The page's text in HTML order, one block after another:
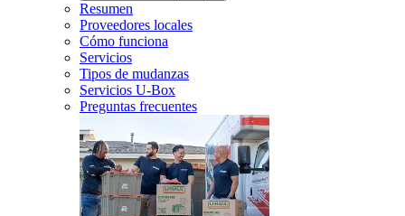
Resumen
Proveedores locales
Cómo funciona
Servicios
Tipos de mudanzas
Servicios U-Box
Preguntas frecuentes